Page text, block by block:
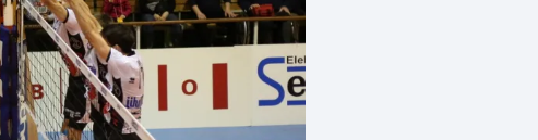
pětiboj
hry
Triatlon
Veslování
Vodní slalom